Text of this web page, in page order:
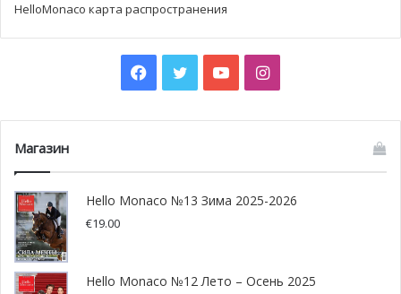
HelloMonaco карта распространения
Facebook
TwitterYouTubeInstagram
Магазин
Hello Monaco №13 Зима 2025-2026
€19.00
Hello Monaco №12 Лето – Осень 2025